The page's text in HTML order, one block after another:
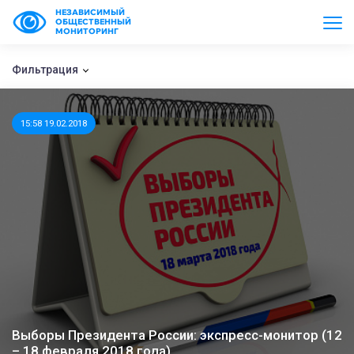
НЕЗАВИСИМЫЙ
ОБЩЕСТВЕННЫЙ
МОНИТОРИНГ
Фильтрация
15:58 19.02.2018
Выборы Президента России: экспресс-монитор (12
– 18 февраля 2018 года)